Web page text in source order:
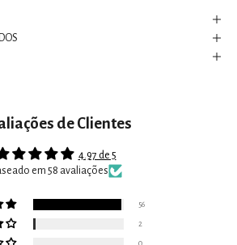
de Clientes
4.97 de 5
em 58 avaliações
56
2
0